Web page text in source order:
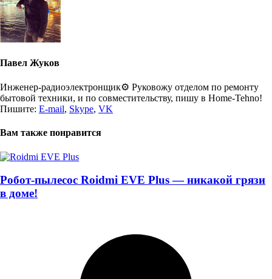
Павел Жуков
Инженер-радиоэлектронщик⚙️ Руковожу отделом по ремонту
бытовой техники, и по совместительству, пишу в Home-Tehno!
Пишите: E-mail, Skype, VK
Вам также понравится
Робот-пылесос Roidmi EVE Plus — никакой грязи
в доме!